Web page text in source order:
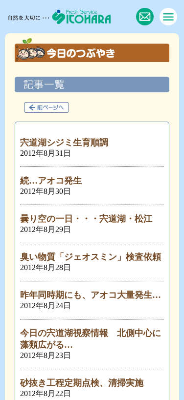
宍道湖シジミ生育順調
2012年8月31日
続…アオコ発生
2012年8月30日
曇り空の一日・・・宍道湖・松江
2012年8月29日
臭い物質「ジェオスミン」検査依頼
2012年8月28日
昨年同時期にも、アオコ大量発生…
2012年8月24日
今日の宍道湖視察情報 北側中心に
藻類広がる…
2012年8月23日
砂抜き工程定期点検、清掃実施
2012年8月22日